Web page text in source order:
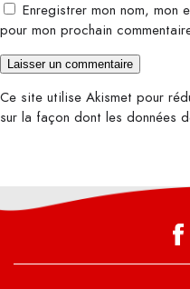
Enregistrer mon nom, mon
pour mon prochain
Ce site utilise Akismet pour
sur la façon dont les données